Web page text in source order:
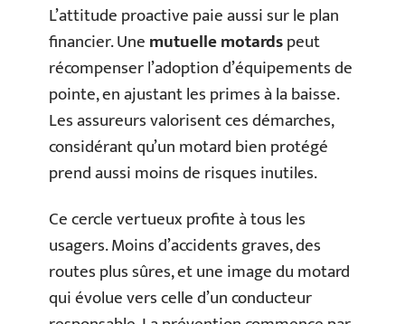
L’attitude proactive paie aussi sur le plan
financier. Unemutuelle motardspeut
récompenser l’adoption d’équipements de
pointe, en ajustant les primes à la baisse.
Les assureurs valorisent ces démarches,
considérant qu’un motard bien protégé
prend aussi moins de risques inutiles.
Ce cercle vertueux profite à tous les
usagers. Moins d’accidents graves, des
routes plus sûres, et une image du motard
qui évolue vers celle d’un conducteur